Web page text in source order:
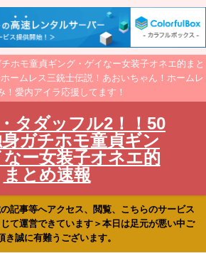
ホモ童貞ギング・ゲイなー女装子オネエ的まと
ームレス三銃士伝説！あおいちゃん！ホームレ
！愛内アイラ応援してます！
タダッフル2！！50
ガチホモ童貞ギン
なー女装子オネエ的
まとめ速報
記事等へアクセス、閲覧、こちらのサービス
て運営できています＞本日は足元が悪い中ご
き誠に有難うございます。